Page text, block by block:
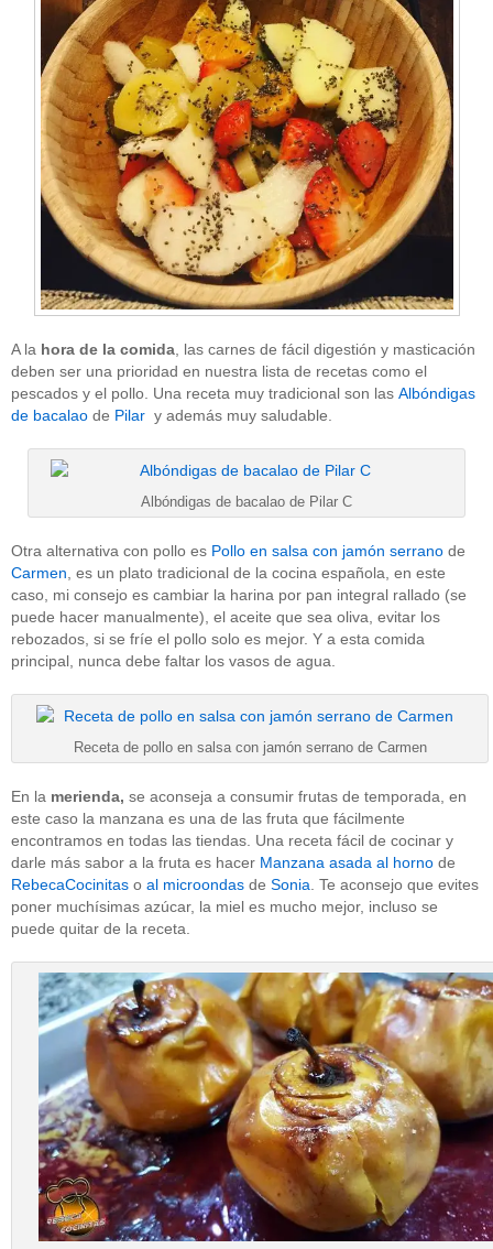
A la hora de la comida , las carnes de fácil digestión y masticación
deben ser una prioridad en nuestra lista de recetas como el
pescados y el pollo. Una receta muy tradicional son las Albóndigas
de bacalao de Pilar y además muy saludable.
Albóndigas de bacalao de Pilar C
Otra alternativa con pollo es Pollo en salsa con jamón serrano de
Carmen , es un plato tradicional de la cocina española, en este
caso, mi consejo es cambiar la harina por pan integral rallado (se
puede hacer manualmente), el aceite que sea oliva, evitar los
rebozados, si se fríe el pollo solo es mejor. Y a esta comida
principal, nunca debe faltar los vasos de agua.
Receta de pollo en salsa con jamón serrano de Carmen
En la merienda, se aconseja a consumir frutas de temporada, en
este caso la manzana es una de las fruta que fácilmente
encontramos en todas las tiendas. Una receta fácil de cocinar y
darle más sabor a la fruta es hacer Manzana asada al horno de
RebecaCocinitas o al microondas de Sonia . Te aconsejo que evites
poner muchísimas azúcar, la miel es mucho mejor, incluso se
puede quitar de la receta.